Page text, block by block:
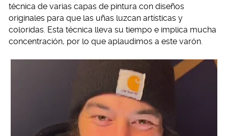
técnica de varias capas de pintura con diseños
originales para que las uñas luzcan artísticas y
coloridas. Esta técnica lleva su tiempo e implica mucha
concentración, por lo que aplaudimos a este varón.